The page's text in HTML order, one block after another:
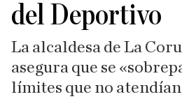
del Deportivo
La alcaldesa de La
asegura que se
límites que no